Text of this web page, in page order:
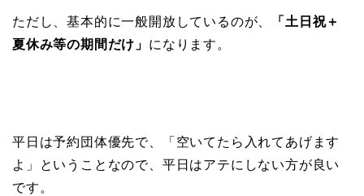
ただし、基本的に一般開放しているのが、
「土日祝＋
夏休み等の期間だけ」 になります。
平日は予約団体優先で、「空いてたら入れてあげます
よ」ということなので、平日はアテにしない方が良い
です。